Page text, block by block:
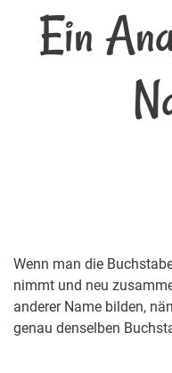
Ein
Wenn man die
nimmt und neu
anderer Name bilden,
genau denselben